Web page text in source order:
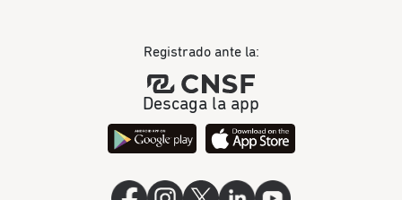
Registrado ante la:
Descaga la app